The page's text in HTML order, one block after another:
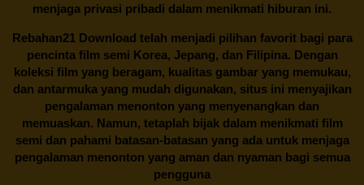
menjaga privasi pribadi dalam menikmati hiburan ini.
Rebahan21Download telah menjadi pilihan favorit bagi para
pencinta film semi Korea, Jepang, dan Filipina. Dengan
koleksi film yang beragam, kualitas gambar yang memukau,
dan antarmuka yang mudah digunakan, situs ini menyajikan
pengalaman menonton yang menyenangkan dan
memuaskan. Namun, tetaplah bijak dalam menikmati film
semi dan pahami batasan-batasan yang ada untuk menjaga
pengalaman menonton yang aman dan nyaman bagi semua
pengguna